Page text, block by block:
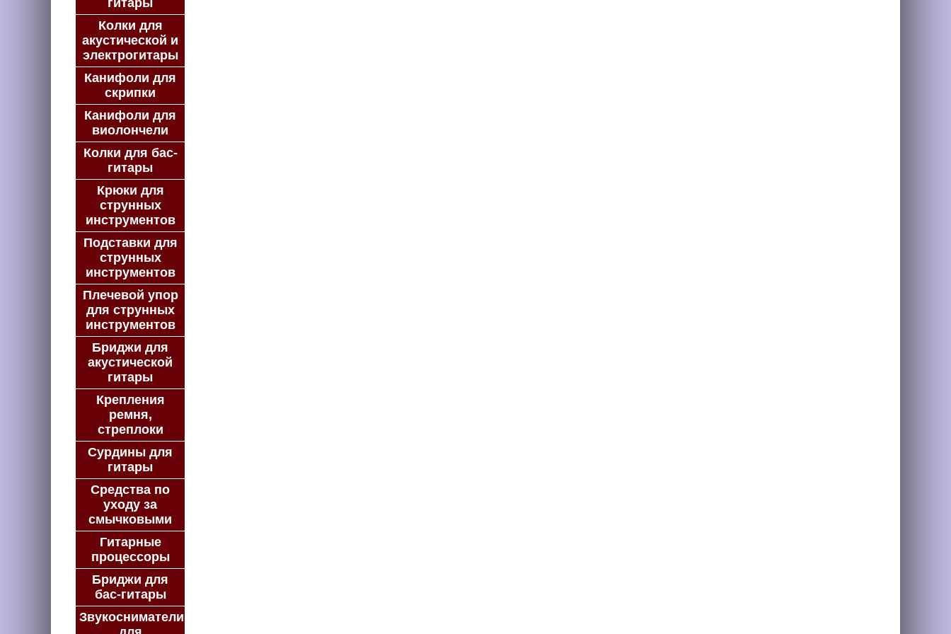
гитары
Колки для
акустической и
электрогитары
Канифоли для
скрипки
Канифоли для
виолончели
Колки для бас-
гитары
Крюки для
струнных
инструментов
Подставки для
струнных
инструментов
Плечевой упор
для струнных
инструментов
Бриджи для
акустической
гитары
Крепления
ремня,
стреплоки
Сурдины для
гитары
Средства по
уходу за
смычковыми
Гитарные
процессоры
Бриджи для
бас-гитары
Звукосниматели